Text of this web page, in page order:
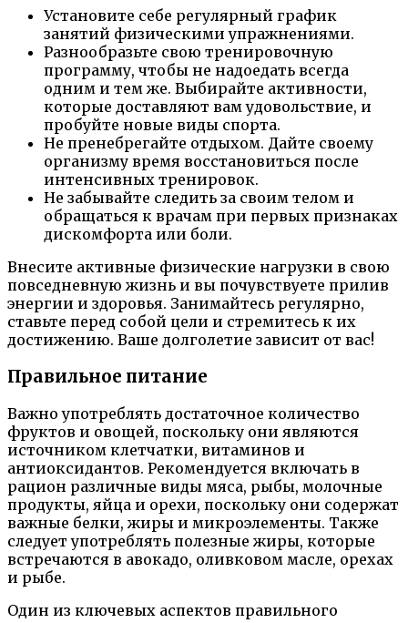
Установите себе регулярный график
занятий физическими упражнениями.
Разнообразьте свою тренировочную
программу, чтобы не надоедать всегда
одним и тем же. Выбирайте активности,
которые доставляют вам удовольствие, и
пробуйте новые виды спорта.
Не пренебрегайте отдыхом. Дайте своему
организму время восстановиться после
интенсивных тренировок.
Не забывайте следить за своим телом и
обращаться к врачам при первых признаках
дискомфорта или боли.
Внесите активные физические нагрузки в свою
повседневную жизнь и вы почувствуете прилив
энергии и здоровья. Занимайтесь регулярно,
ставьте перед собой цели и стремитесь к их
достижению. Ваше долголетие зависит от вас!
Правильное питание
Важно употреблять достаточное количество
фруктов и овощей, поскольку они являются
источником клетчатки, витаминов и
антиоксидантов. Рекомендуется включать в
рацион различные виды мяса, рыбы, молочные
продукты, яйца и орехи, поскольку они содержат
важные белки, жиры и микроэлементы. Также
следует употреблять полезные жиры, которые
встречаются в авокадо, оливковом масле, орехах
и рыбе.
Один из ключевых аспектов правильного